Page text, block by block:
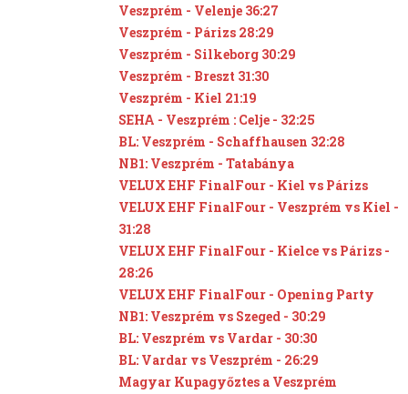
Veszprém - Velenje 36:27
Veszprém - Párizs 28:29
Veszprém - Silkeborg 30:29
Veszprém - Breszt 31:30
Veszprém - Kiel 21:19
SEHA - Veszprém : Celje - 32:25
BL: Veszprém - Schaffhausen 32:28
NB1: Veszprém - Tatabánya
VELUX EHF FinalFour - Kiel vs Párizs
VELUX EHF FinalFour - Veszprém vs Kiel -
31:28
VELUX EHF FinalFour - Kielce vs Párizs -
28:26
VELUX EHF FinalFour - Opening Party
NB1: Veszprém vs Szeged - 30:29
BL: Veszprém vs Vardar - 30:30
BL: Vardar vs Veszprém - 26:29
Magyar Kupagyőztes a Veszprém